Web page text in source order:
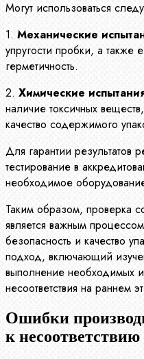
Могут использоваться
1. Механические
упругости пробки, а также
герметичность.
2. Химические
наличие токсичных
качество содержимого
Для гарантии результатов
тестирование в
необходимое
Таким образом, проверка
является важным
безопасность и качество
подход, включающий
выполнение необходимых
несоответствия на раннем
Ошибки
к